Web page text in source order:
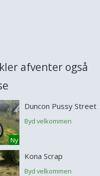
afventer også
Ny
Duncon Pussy Street
Byd velkommen
Kona Scrap
Byd velkommen